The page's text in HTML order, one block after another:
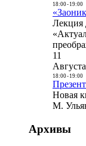
18:00- 19:00
Лекция
11
Августа
18:00- 19:00
Новая
М.
Архивы